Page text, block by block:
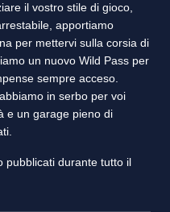
il vostro stile di gioco,
apportiamo
per mettervi sulla corsia di
un nuovo Wild Pass per
sempre acceso.
in serbo per voi
e un garage pieno di
pubblicati durante tutto il